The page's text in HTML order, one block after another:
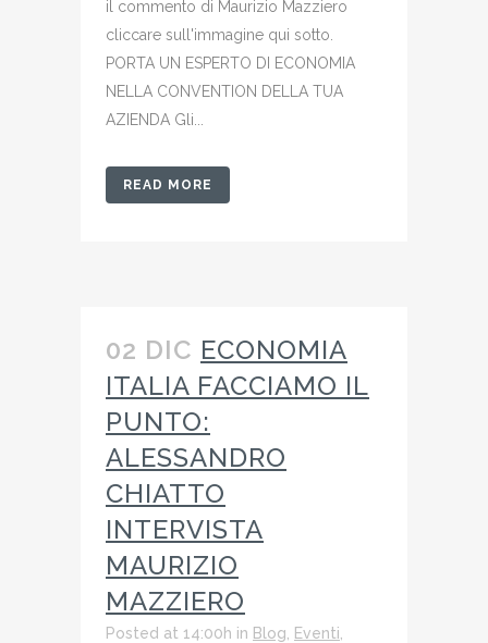
il commento di Maurizio Mazziero
cliccare sull'immagine qui sotto.
PORTA UN ESPERTO DI ECONOMIA
NELLA CONVENTION DELLA TUA
AZIENDA Gli...
READ MORE
02 DIC ECONOMIA
ITALIA FACCIAMO IL
PUNTO:
ALESSANDRO
CHIATTO
INTERVISTA
MAURIZIO
MAZZIERO
Posted at 14:00h in Blog Eventi